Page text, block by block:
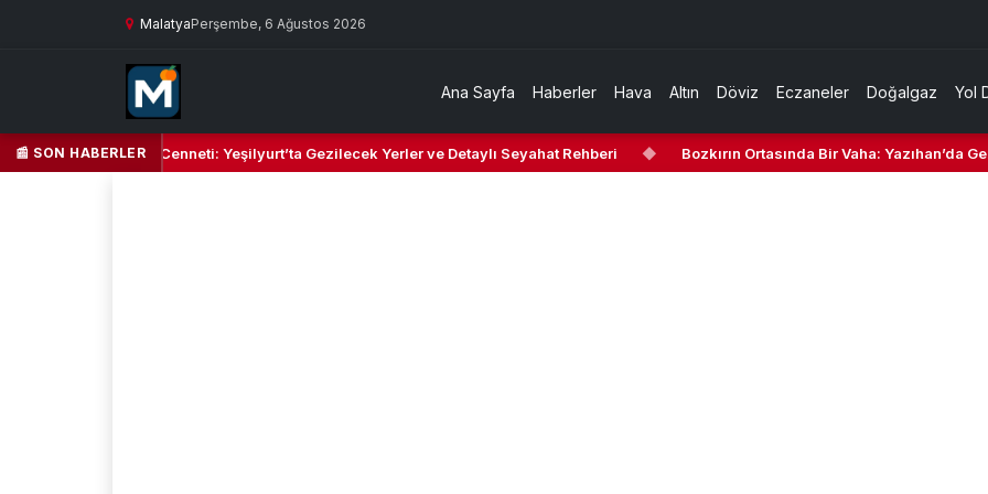
MalatyaPerşembe, 6 Ağustos 2026
Ana Sayfa Haberler Hava Altın Döviz Eczaneler Doğalgaz Yol
📰 SON HABERLER
Kalbi ve Kültür Cenneti: Yeşilyurt’ta Gezilecek Yerler ve Detaylı Seyahat Rehberi ◆ Bozkırın Ortasında Bir Vaha: Yazıhan’da